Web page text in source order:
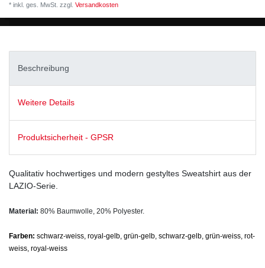
* inkl. ges. MwSt. zzgl. Versandkosten
Beschreibung
Weitere Details
Produktsicherheit - GPSR
Qualitativ hochwertiges und modern gestyltes Sweatshirt aus der
LAZIO-Serie.
Material: 80% Baumwolle, 20% Polyester.
Farben: schwarz-weiss, royal-gelb, grün-gelb, schwarz-gelb, grün-weiss, rot-
weiss, royal-weiss